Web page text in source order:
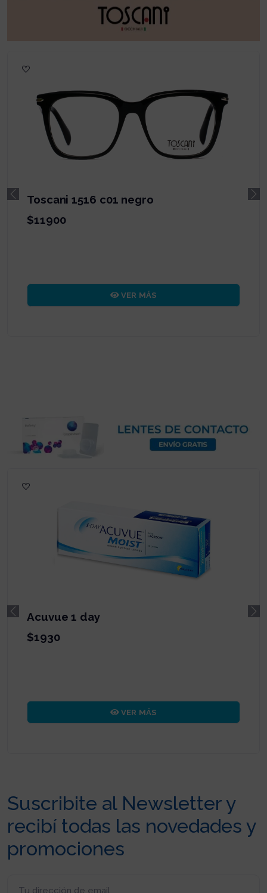
Toscani 1616 c01 negro
$11900
VER MÁS
Previous
Acuvue oasys toric
$2750
VER MÁS
Previous
Suscribite al Newsletter y
recibí todas las novedades y
promociones